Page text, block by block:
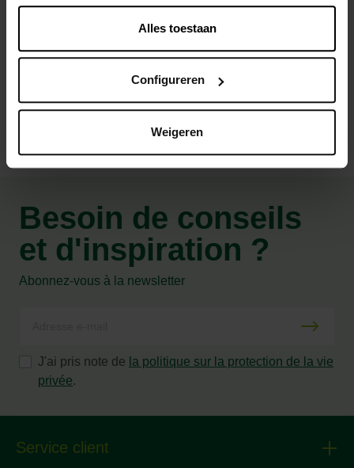
Alles toestaan
Configureren
Weigeren
Besoin de conseils
et d'inspiration ?
Abonnez-vous à la newsletter
J'ai pris note de la politique sur la protection de la vie
privée.
Service client